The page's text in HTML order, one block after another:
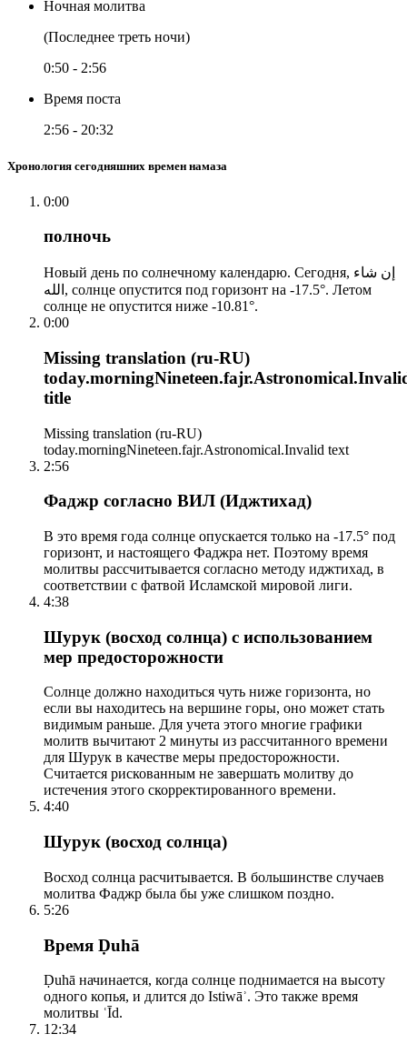
Ночная молитва
(Последнее треть ночи)
0:50 - 2:56
Время поста
2:56 - 20:32
Хронология сегодняшних времен намаза
0:00
полночь
Новый день по солнечному календарю. Сегодня, إن شاء
الله, солнце опустится под горизонт на -17.5°. Летом
солнце не опустится ниже -10.81°.
0:00
Missing translation (ru-RU)
title
Missing translation (ru-RU)
today.morningNineteen.fajr.Astronomical.Invalid text
2:56
Фаджр согласно ВИЛ (Иджтихад)
В это время года солнце опускается только на -17.5° под
горизонт, и настоящего Фаджра нет. Поэтому время
молитвы рассчитывается согласно методу иджтихад, в
соответствии с фатвой Исламской мировой лиги.
4:38
Шурук (восход солнца) с использованием
мер предосторожности
Солнце должно находиться чуть ниже горизонта, но
если вы находитесь на вершине горы, оно может стать
видимым раньше. Для учета этого многие графики
молитв вычитают 2 минуты из рассчитанного времени
для Шурук в качестве меры предосторожности.
Считается рискованным не завершать молитву до
истечения этого скорректированного времени.
4:40
Шурук (восход солнца)
Восход солнца расчитывается. В большинстве случаев
молитва Фаджр была бы уже слишком поздно.
5:26
Время Ḍuhā
Ḍuhā начинается, когда солнце поднимается на высоту
одного копья, и длится до Istiwāʾ. Это также время
молитвы ʿĪd.
12:34